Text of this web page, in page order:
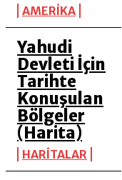
AMERİKA
Yahudi
Devleti İçin
Tarihte
Konuşulan
Bölgeler
(Harita)
HARİTALAR